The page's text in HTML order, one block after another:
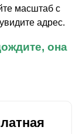
масштаб с
адрес.
она